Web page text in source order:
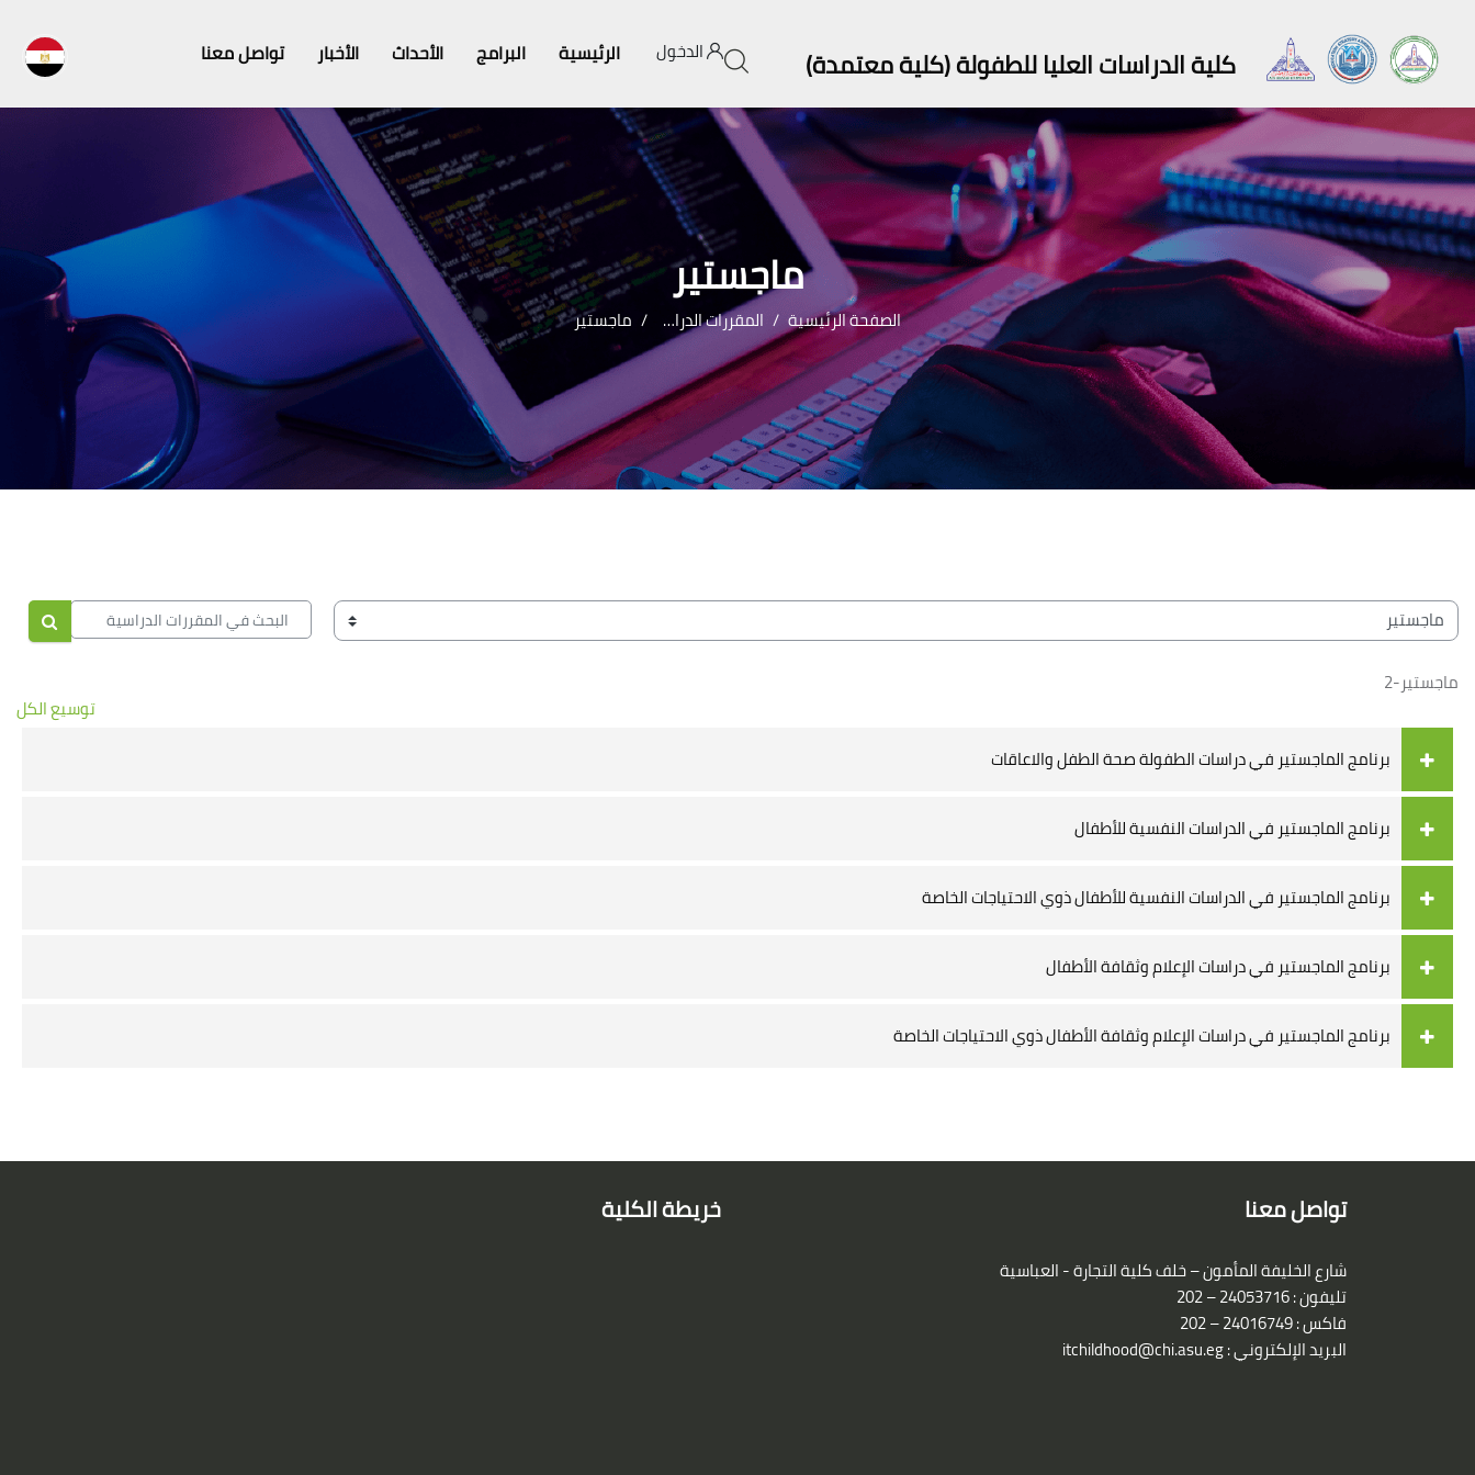
كلية الدراسات العليا للطفولة (كلية معتمدة) الدخول الرئيسية البرامج الأحداث الأخبار تواصل معنا
ماجستير
الصفحة الرئيسية المقررات الدراسية ماجستير
الكتل
تصنيفات المقررات
البحث في المقررات الدراسية
البحث
ماجستير-2
توسيع الكل
برنامج الماجستير في دراسات الطفولة صحة الطفل والاعاقات
برنامج الماجستير في الدراسات النفسية للأطفال
برنامج الماجستير في الدراسات النفسية للأطفال ذوي الاحتياجات الخاصة
برنامج الماجستير في دراسات الإعلام وثقافة الأطفال
برنامج الماجستير في دراسات الإعلام وثقافة الأطفال ذوي الاحتياجات الخاصة
الكتل
تواصل معنا
شارع الخليفة المأمون – خلف كلية التجارة - العباسية
تليفون : 24053716 – 202
فاكس : 24016749 – 202
البريد الإلكتروني :itchildhood@chi.asu.eg
خريطة الكلية